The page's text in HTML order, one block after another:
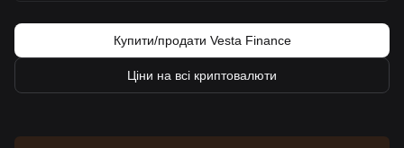
Купити/продати Vesta Finance
Ціни на всі криптовалюти